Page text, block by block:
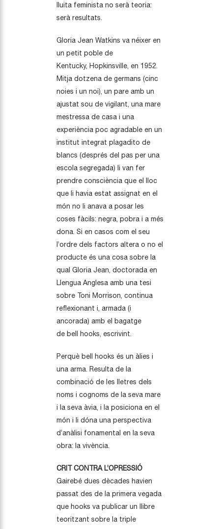
lluita feminista no serà teoria:
serà resultats.
Gloria Jean Watkins va néixer en
un petit poble de
Kentucky, Hopkinsville, en 1952.
Mitja dotzena de germans (cinc
noies i un noi), un pare amb un
ajustat sou de vigilant, una mare
mestressa de casa i una
experiència poc agradable en un
institut integrat plagadito de
blancs (després del pas per una
escola segregada) li van fer
prendre consciència que el lloc
que li havia estat assignat en el
món no li anava a posar les
coses fàcils: negra, pobra i a més
dona. Si en casos com el seu
l’ordre dels factors altera o no el
producte és una cosa sobre la
qual Gloria Jean, doctorada en
Llengua Anglesa amb una tesi
sobre Toni Morrison, continua
reflexionant i, armada (i
ancorada) amb el bagatge
de bell hooks, escrivint.
Perquè bell hooks és un àlies i
una arma. Resulta de la
combinació de les lletres dels
noms i cognoms de la seva mare
i la seva àvia, i la posiciona en el
món i li dóna una perspectiva
d’anàlisi fonamental en la seva
obra: la vivència.
CRIT CONTRA L’OPRESSIÓ
Gairebé dues dècades havien
passat des de la primera vegada
que hooks va publicar un llibre
teoritzant sobre la triple